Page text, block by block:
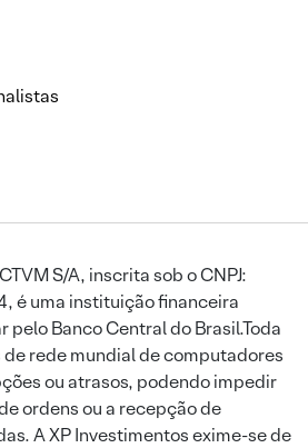
S/A, inscrita sob o CNPJ:
uma instituição financeira
pelo Banco Central do Brasil.Toda
rede mundial de computadores
ou atrasos, podendo impedir
ordens ou a recepção de
A XP Investimentos exime-se de